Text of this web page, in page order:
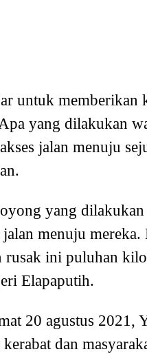
untuk memberikan
yang dilakukan
jalan menuju
yang
menuju
rusak ini puluhan
Elapaputih.
20 agustus 2021,
dan